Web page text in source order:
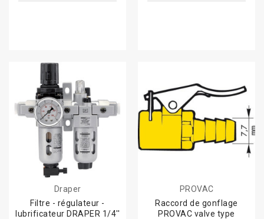
Draper
Filtre - régulateur -
lubrificateur DRAPER 1/4''
PROVAC
Raccord de gonflage
PROVAC valve type